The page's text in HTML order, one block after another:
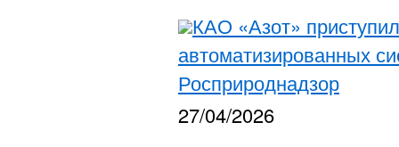
КАО «Азот»
автоматизированных
Росприроднадзор
27/04/2026